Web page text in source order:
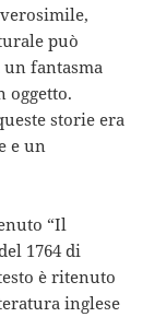
può
fantasma
oggetto.
storie era
e un
“Il
1764 di
è ritenuto
inglese